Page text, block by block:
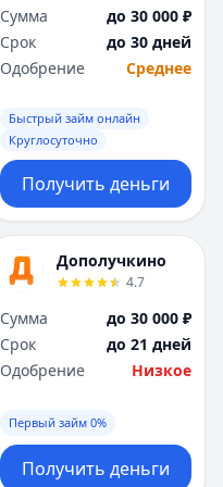
Сумма
до 30 000 ₽
Срок
до 30 дней
Одобрение
Среднее
Быстрый займ онлайн
Круглосуточно
Получить деньги
Дополучкино
4.7
Сумма
до 30 000 ₽
Срок
до 21 дней
Одобрение
Низкое
Первый займ 0%
Получить деньги